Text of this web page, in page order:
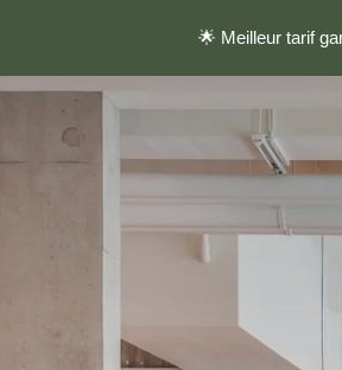
🌟 Meilleur tarif